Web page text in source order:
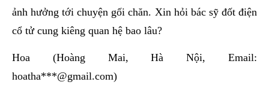
ảnh hưởng tới chuyện gối chăn. Xin hỏi bác sỹ đốt điện
cổ tử cung kiêng quan hệ bao lâu?
Hoa (Hoàng Mai, Hà Nội, Email:
hoatha***@gmail.com)